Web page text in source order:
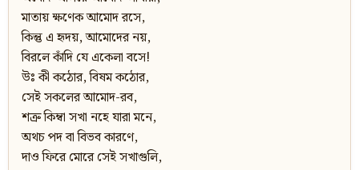
মাতায় ক্ষণেক আমোদ রসে,
কিন্তু এ হৃদয়, আমোদের নয়,
বিরলে কাঁদি যে একেলা বসে!
উঃ কী কঠোর, বিষম কঠোর,
সেই সকলের আমোদ-রব,
শত্রু কিম্বা সখা নহে যারা মনে,
অথচ পদ বা বিভব কারণে,
দাও ফিরে মোরে সেই সখাগুলি,